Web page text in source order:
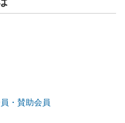
・賛助会員